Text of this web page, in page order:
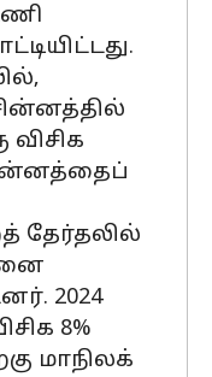
தேர்தலில்
2024
8%
மாநிலக்